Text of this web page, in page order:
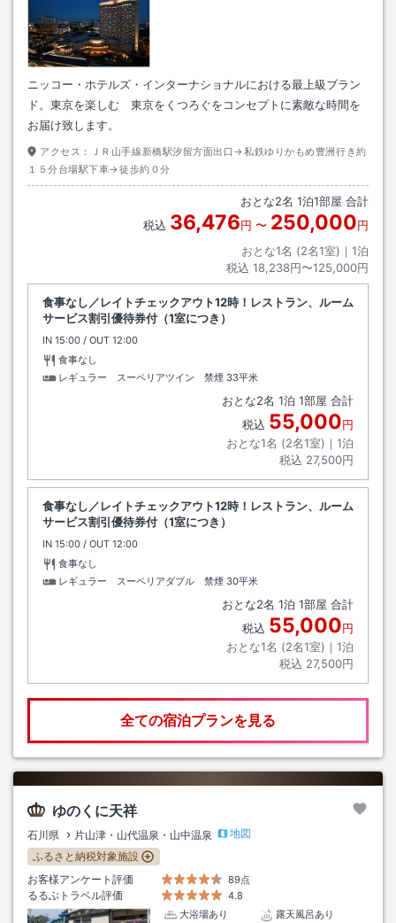
ニッコー・ホテルズ・インターナショナルにおける最上級ブラン
ド。東京を楽しむ 東京をくつろぐをコンセプトに素敵な時間を
お届け致します。
アクセス：
ＪＲ山手線新橋駅汐留方面出口→私鉄ゆりかもめ豊洲行き約
１５分台場駅下車→徒歩約０分
おとな2名 1泊1部屋 合計
税込 36,476円 〜 250,000円
おとな1名 (2名1室)｜ 1泊
税込 18,238円〜125,000円
食事なし／レイトチェックアウト12時！レストラン、ルーム
サービス割引優待券付（1室につき）
IN チェックイン
15:00 / OUT チェックアウト
12:00
食事なし
レギュラー スーペリアツイン 禁煙 33平米
おとな2名 1泊 1部屋 合計
税込 55,000円
おとな1名 (2名1室)｜ 1泊
税込 27,500円
食事なし／レイトチェックアウト12時！レストラン、ルーム
サービス割引優待券付（1室につき）
IN チェックイン
15:00 / OUT チェックアウト
12:00
食事なし
レギュラー スーペリアダブル 禁煙 30平米
おとな2名 1泊 1部屋 合計
税込 55,000円
おとな1名 (2名1室)｜ 1泊
税込 27,500円
全ての宿泊プランを見る
ゆのくに天祥
石川県 片山津・山代温泉・山中温泉
地図
ふるさと納税対象施設
お客様アンケート評価
89点
るるぶトラベル評価
4.8
大浴場あり
露天風呂あり